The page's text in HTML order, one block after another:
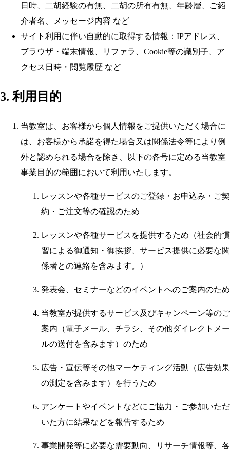
日時、二胡経験の有無、二胡の所有有無、年齢層、ご紹
介者名、メッセージ内容 など
サイト利用に伴い自動的に取得する情報：IPアドレス、
ブラウザ・端末情報、リファラ、Cookie等の識別子、ア
クセス日時・閲覧履歴 など
3. 利用目的
当教室は、お客様から個人情報をご提供いただく場合に
は、お客様から承諾を得た場合又は関係法令等により例
外と認められる場合を除き、以下の各号に定める当教室
事業目的の範囲において利用いたします。
レッスンや各種サービスのご登録・お申込み・ご契
約・ご注文等の確認のため
レッスンや各種サービスを提供するため（社会的慣
習による御通知・御挨拶、サービス提供に必要な関
係者との連絡を含みます。）
発表会、セミナーなどのイベントへのご案内のため
当教室が提供するサービス及びキャンペーン等のご
案内（電子メール、チラシ、その他ダイレクトメー
ルの送付を含みます）のため
広告・宣伝等その他マーケティング活動（広告効果
の測定を含みます）を行うため
アンケートやイベントなどにご協力・ご参加いただ
いた方に結果などを報告するため
事業開発等に必要な需要動向、リサーチ情報等、各